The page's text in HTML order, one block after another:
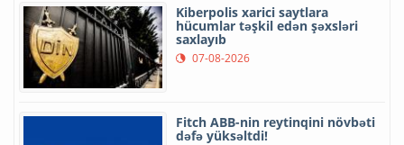
Kiberpolis xarici saytlara
hücumlar təşkil edən şəxsləri
saxlayıb
07-08-2026
Fitch ABB-nin reytinqini növbəti
dəfə yüksəltdi!